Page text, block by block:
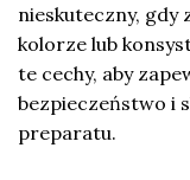
nieskuteczny, gdy
kolorze lub
te cechy, aby
bezpieczeństwo i
preparatu.